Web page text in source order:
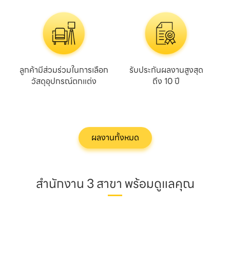
ลูกค้ามีส่วมร่วมในการเลือก
วัสดุอุปกรณ์ตกแต่ง
รับประกันผลงานสูงสุด
ถึง 10 ปี
ผลงานทั้งหมด
สำนักงาน 3 สาขา พร้อมดูแลคุณ